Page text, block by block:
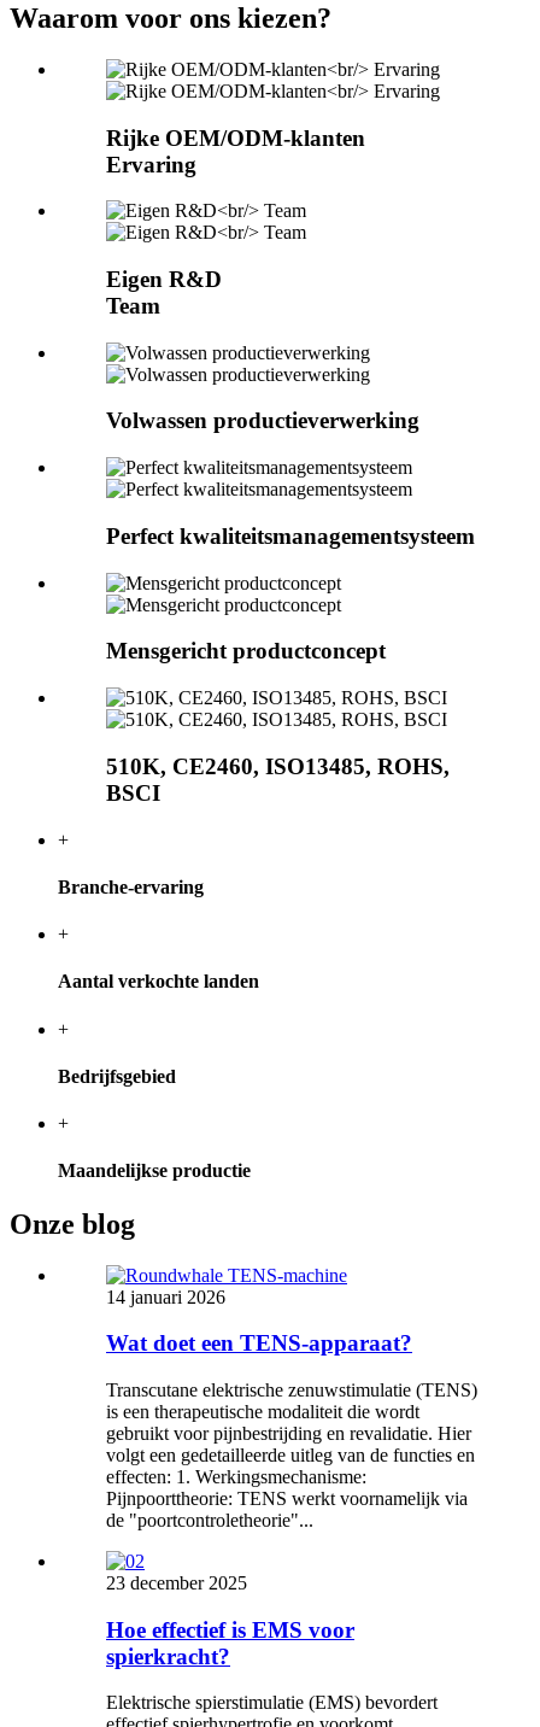
Waarom voor ons kiezen?
Rijke OEM/ODM-klanten
Ervaring
Eigen R&D
Team
Volwassen productieverwerking
Perfect kwaliteitsmanagementsysteem
Mensgericht productconcept
510K, CE2460, ISO13485, ROHS,
BSCI
+
Branche-ervaring
+
Aantal verkochte landen
+
Bedrijfsgebied
+
Maandelijkse productie
Onze blog
14 januari 2026
Wat doet een TENS-apparaat?
Transcutane elektrische zenuwstimulatie (TENS)
is een therapeutische modaliteit die wordt
gebruikt voor pijnbestrijding en revalidatie. Hier
volgt een gedetailleerde uitleg van de functies en
effecten: 1. Werkingsmechanisme:
Pijnpoorttheorie: TENS werkt voornamelijk via
de "poortcontroletheorie"...
23 december 2025
Hoe effectief is EMS voor
spierkracht?
Elektrische spierstimulatie (EMS) bevordert